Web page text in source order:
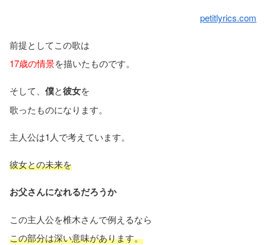
petitlyrics.com
前提としてこの歌は
17歳の情景を描いたものです。
そして、 僕と彼女を
歌ったものになります。
主人公は1人で考えています。
彼女との未来を
お父さんになれるだろうか
この主人公を椎木さんで例えるなら
この部分は深い意味があります。